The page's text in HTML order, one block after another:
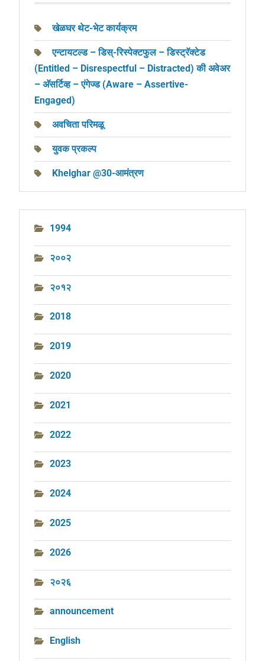
खेळघर थेट-भेट कार्यक्रम
एन्टायटल्ड – डिस्-रिस्पेक्टफुल – डिस्ट्रॅक्टेड
(Entitled – Disrespectful – Distracted) की अवेअर
– अ‍ॅसर्टिव्ह – एंगेज्ड (Aware – Assertive-
Engaged)
अवचिता परिमळू
युवक प्रकल्प
Khelghar @30-आमंत्रण
1994
२००२
२०१२
2018
2019
2020
2021
2022
2023
2024
2025
2026
२०२६
announcement
English